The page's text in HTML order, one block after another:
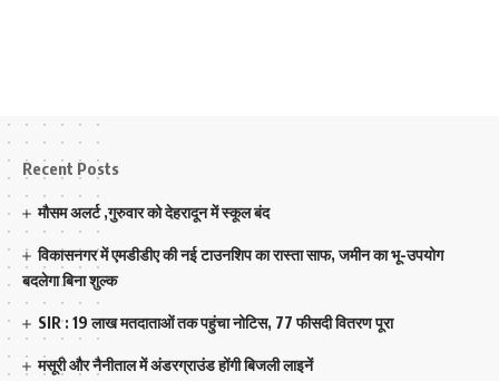
Recent Posts
मौसम अलर्ट ,गुरुवार को देहरादून में स्कूल बंद
विकासनगर में एमडीडीए की नई टाउनशिप का रास्ता साफ, जमीन का भू-उपयोग
बदलेगा बिना शुल्क
SIR : 19 लाख मतदाताओं तक पहुंचा नोटिस, 77 फीसदी वितरण पूरा
मसूरी और नैनीताल में अंडरग्राउंड होंगी बिजली लाइनें